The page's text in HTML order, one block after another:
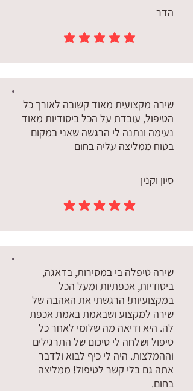
הדר
הדירוג הממוצא הוא 5 מתוך 5
שירה מקצועית מאוד קשובה לאורך כל
הטיפול, עובדת על הכל ביסודיות מאוד
נעימה ונתנה לי הרגשה שאני במקום
בטוח ממליצה עליה בחום
סיון וקנין
הדירוג הממוצא הוא 5 מתוך 5
שירה טיפלה בי במסירות, בדאגה,
ביסודיות, אכפתיות ומעל הכל
במקצועיות! הרגשתי את האהבה של
שירה למקצוע ושבאמת באמת אכפת
לה. היא ודיאה מה שלומי לאחר כל
טיפול ושלחה לי סיכום של התרגילים
וההמלצות. היה לי כיף לבוא ולדבר
אתה גם בלי קשר לטיפול! ממליצה
בחום.